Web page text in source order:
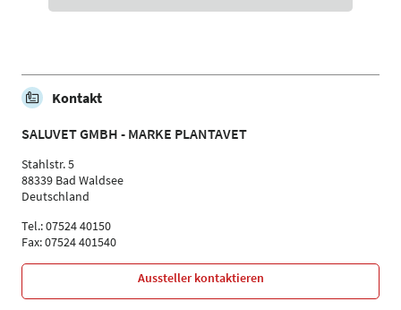
Kontakt
SALUVET GMBH - MARKE PLANTAVET
Stahlstr. 5
88339 Bad Waldsee
Deutschland
Tel.: 07524 40150
Fax: 07524 401540
Aussteller kontaktieren